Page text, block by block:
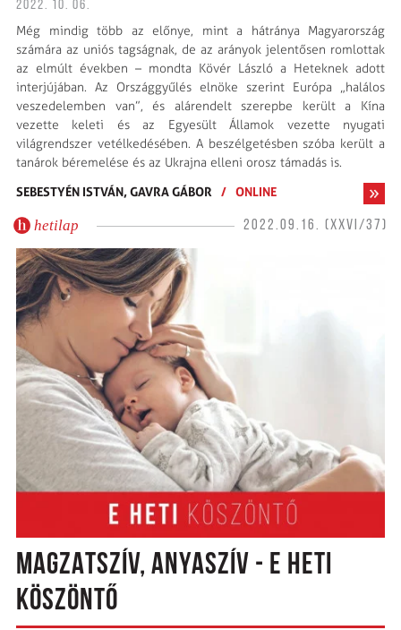
2022. 10. 06.
Még mindig több az előnye, mint a hátránya Magyarország
számára az uniós tagságnak, de az arányok jelentősen romlottak
az elmúlt években – mondta Kövér László a Heteknek adott
interjújában. Az Országgyűlés elnöke szerint Európa „halálos
veszedelemben van”, és alárendelt szerepbe került a Kína
vezette keleti és az Egyesült Államok vezette nyugati
világrendszer vetélkedésében. A beszélgetésben szóba került a
tanárok béremelése és az Ukrajna elleni orosz támadás is.
SEBESTYÉN ISTVÁN,GAVRA GÁBOR / ONLINE
hetilap 2022.09.16. (XXVI/37)
MAGZATSZÍV, ANYASZÍV - E HETI
KÖSZÖNTŐ